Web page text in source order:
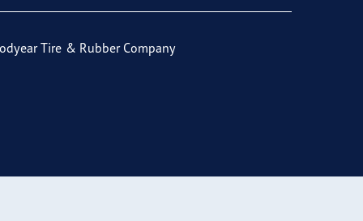
Tire & Rubber Company